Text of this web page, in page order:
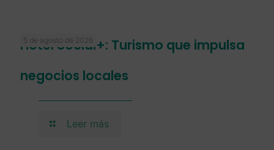
5 de agosto de 2026
Hotel Social+: Turismo que impulsa
negocios locales
Leer más